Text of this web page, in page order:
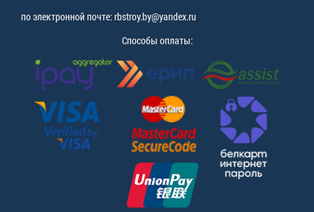
по электронной почте: rbstroy.by@yandex.ru
Способы оплаты: